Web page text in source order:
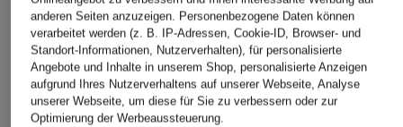
anderen Seiten anzuzeigen. Personenbezogene Daten können
verarbeitet werden (z. B. IP-Adressen, Cookie-ID, Browser- und
Standort-Informationen, Nutzerverhalten), für personalisierte
Angebote und Inhalte in unserem Shop, personalisierte Anzeigen
aufgrund Ihres Nutzerverhaltens auf unserer Webseite, Analyse
unserer Webseite, um diese für Sie zu verbessern oder zur
Optimierung der Werbeaussteuerung.